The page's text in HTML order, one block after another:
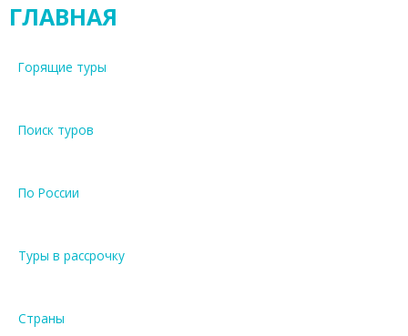
ГЛАВНАЯ
Горящие туры
Поиск туров
По России
Туры в рассрочку
Страны